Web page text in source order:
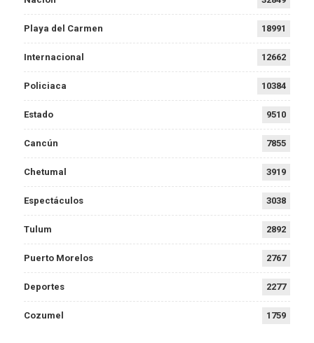
Playa del Carmen 18991
Internacional 12662
Policiaca 10384
Estado 9510
Cancún 7855
Chetumal 3919
Espectáculos 3038
Tulum 2892
Puerto Morelos 2767
Deportes 2277
Cozumel 1759